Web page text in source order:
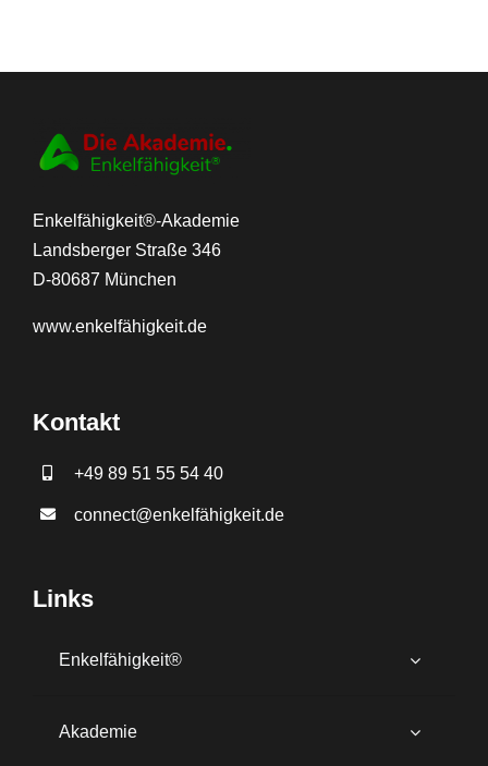
Enkelfähigkeit®-Akademie
Landsberger Straße 346
D-80687 München
www.enkelfähigkeit.de
Kontakt
+49 89 51 55 54 40
connect@enkelfähigkeit.de
Links
Enkelfähigkeit®
Akademie